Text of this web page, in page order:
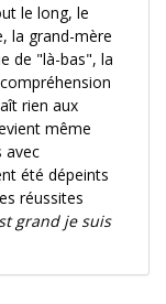
le long, le
la grand-mère
de "là-bas", la
rien aux
même
avec
été dépeints
réussites
grand je suis